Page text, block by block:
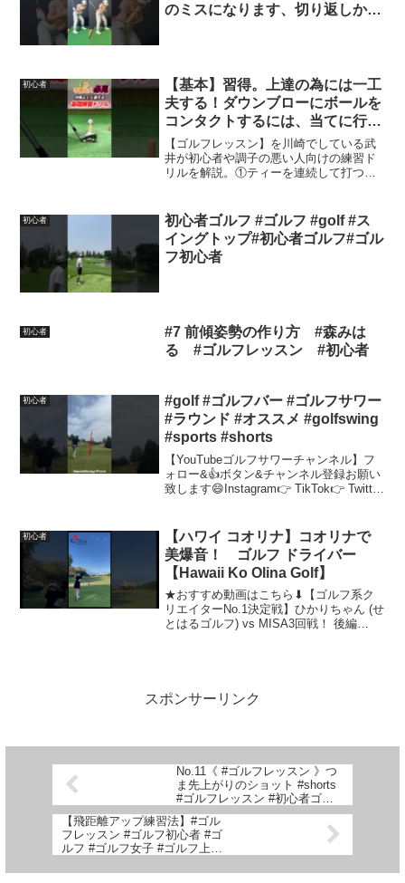
のミスになります、切り返しから
スン
初心者
【基本】習得。上達の為には一工
夫する！ダウンブローにボールを
コンタクトするには、当てに行か
ずクラブを振り抜くグリップエン
ドを引いて引っ張る #shorts #ゴ
ルフコツ #ゴルフ初心者
【ゴルフレッスン】を川崎でしている武
井が初心者や調子の悪い人向けの練習ド
リルを解説。①ティーを連続して打つ②
いくオールデイゴルフ尻手川崎店でのゴ
ルフレッスン。＜【公式L...
初心者
初心者ゴルフ #ゴルフ #golf #ス
イングトップ#初心者ゴルフ#ゴル
フ初心者
初心者
#7 前傾姿勢の作り方 #森みは
る #ゴルフレッスン #初心者
初心者
#golf #ゴルフバー #ゴルフサワー
#ラウンド #オススメ #golfswing
#sports #shorts
【YouTubeゴルフサワーチャンネル】フ
ォロー&👍ボタン&チャンネル登録お願い
致します😄Instagram👉 TikTok👉 Twitter
キ...
初心者
【ハワイ コオリナ】コオリナで
美爆音！ ゴルフ ドライバー
【Hawaii Ko Olina Golf】
★おすすめ動画はこちら⬇︎【ゴルフ系ク
リエイターNo.1決定戦】ひかりちゃん (せ
とはるゴルフ) vs MISA3回戦！ 後編
スポンサーリンク
No.11《 #ゴルフレッスン 》つ
ま先上がりのショット #shorts
#ゴルフレッスン #初心者ゴル
フ #飛人 #とびんちゅ
【飛距離アップ練習法】#ゴル
フレッスン #ゴルフ初心者 #ゴ
ルフ #ゴルフ女子 #ゴルフ上達
#100切り